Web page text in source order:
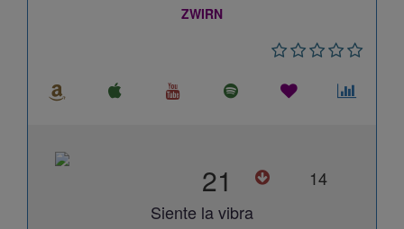
ZWIRN
21
14
Siente la vibra